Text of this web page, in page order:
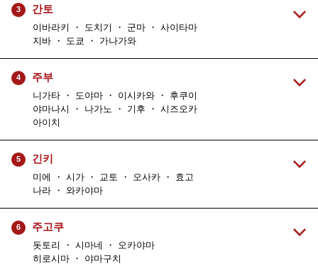
3 간토
이바라키 ・ 도치기 ・ 군마 ・ 사이타마
지바 ・ 도쿄 ・ 가나가와
4 주부
니가타 ・ 도야마 ・ 이시카와 ・ 후쿠이
야마나시 ・ 나가노 ・ 기후 ・ 시즈오카
아이치
5 긴키
미에 ・ 시가 ・ 교토 ・ 오사카 ・ 효고
나라 ・ 와카야마
6 주고쿠
돗토리 ・ 시마네 ・ 오카야마
히로시마 ・ 야마구치